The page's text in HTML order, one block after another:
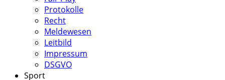
Protokolle
Recht
Meldewesen
Leitbild
Impressum
DSGVO
Sport